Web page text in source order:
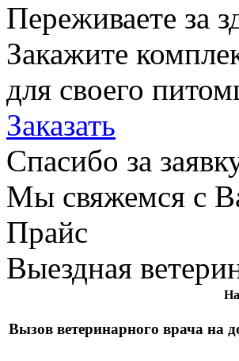
Переживаете за
Закажите
для своего
Заказать
Спасибо за
Мы свяжемся с
Прайс
Выездная
Вызов ветеринарного врача на